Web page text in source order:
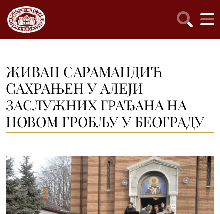
ЖИВАН САРАМАНДИЋ
САХРАЊЕН У АЛЕЈИ
ЗАСЛУЖНИХ ГРАЂАНА НА
НОВОМ ГРОБЉУ У БЕОГРАДУ